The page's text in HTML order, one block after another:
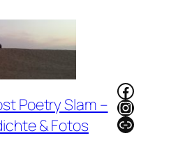
Poetry Slam –
& Fotos
Link